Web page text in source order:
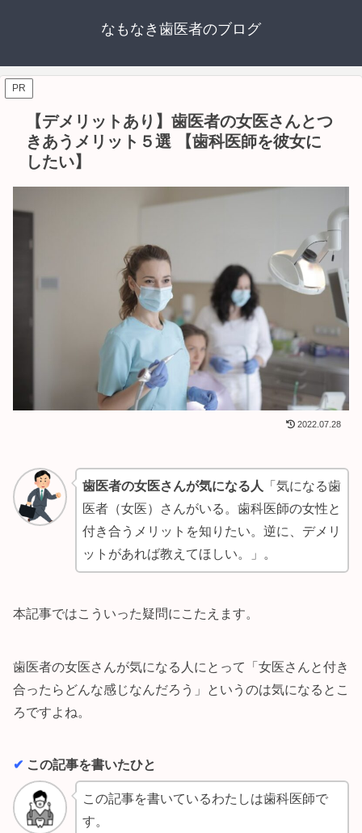
なもなき歯医者のブログ
PR
【デメリットあり】歯医者の女医さんとつ
きあうメリット５選 【歯科医師を彼女に
したい】
2022.07.28
歯医者の女医さんが気になる人 「気になる歯
医者（女医）さんがいる。歯科医師の女性と
付き合うメリットを知りたい。逆に、デメリ
ットがあれば教えてほしい。」。
本記事ではこういった疑問にこたえます。
歯医者の女医さんが気になる人にとって「女医さんと付き
合ったらどんな感じなんだろう」というのは気になるとこ
ろですよね。
✔︎ この記事を書いたひと
この記事を書いているわたしは歯科医師で
す。